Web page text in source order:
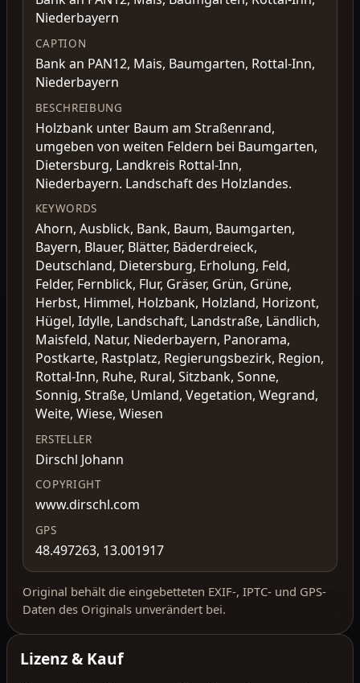
Niederbayern
CAPTION
Bank an PAN12, Mais, Baumgarten, Rottal-Inn,
Niederbayern
BESCHREIBUNG
Holzbank unter Baum am Straßenrand,
umgeben von weiten Feldern bei Baumgarten,
Dietersburg, Landkreis Rottal-Inn,
Niederbayern. Landschaft des Holzlandes.
KEYWORDS
Ahorn, Ausblick, Bank, Baum, Baumgarten,
Bayern, Blauer, Blätter, Bäderdreieck,
Deutschland, Dietersburg, Erholung, Feld,
Felder, Fernblick, Flur, Gräser, Grün, Grüne,
Herbst, Himmel, Holzbank, Holzland, Horizont,
Hügel, Idylle, Landschaft, Landstraße, Ländlich,
Maisfeld, Natur, Niederbayern, Panorama,
Postkarte, Rastplatz, Regierungsbezirk, Region,
Rottal-Inn, Ruhe, Rural, Sitzbank, Sonne,
Sonnig, Straße, Umland, Vegetation, Wegrand,
Weite, Wiese, Wiesen
ERSTELLER
Dirschl Johann
COPYRIGHT
www.dirschl.com
GPS
48.497263, 13.001917
Original behält die eingebetteten EXIF-, IPTC- und GPS-
Daten des Originals unverändert bei.
Lizenz & Kauf